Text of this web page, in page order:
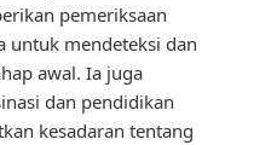
pemeriksaan
untuk mendeteksi dan
awal. Ia juga
dan pendidikan
kesadaran tentang